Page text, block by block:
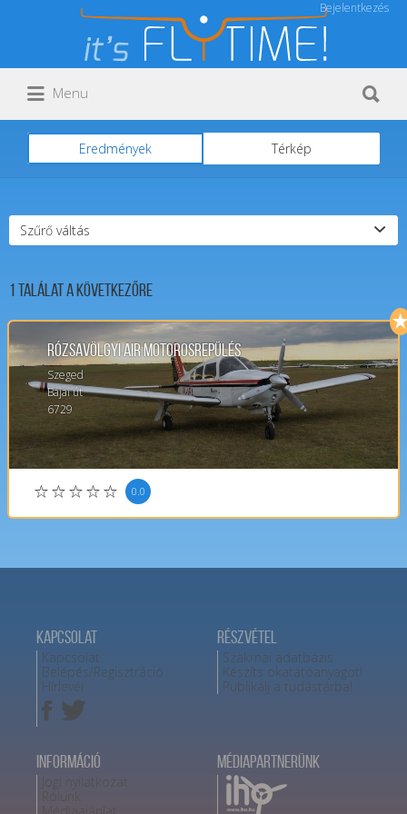
Bejelentkezés
Keresés:
Menu
Eredmények Térkép
Szűrő váltás
1Találat a következőre
Rózsavölgyi Air Motorosrepülés
Szeged
Bajai út
6729
0.0
Kapcsolat
Kapcsolat
Belépés/Regisztráció
Hírlevél
Részvétel
Szakmai adatbázis
Készíts okatatóanyagot!
Publikálj a tudástárba!
Információ
Jogi nyilatkozat
Rólunk
Médiapartnerünk